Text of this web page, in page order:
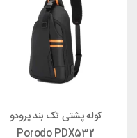
کوله پشتی تک بند پرودو
Porodo PDX532